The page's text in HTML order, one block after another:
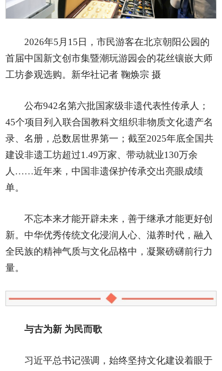
2026年5月15日，市民游客在北京朝阳公园的
首届中国新文创市集暨潮玩游园会的花丝镶嵌大师
工坊参观选购。新华社记者 鞠焕宗 摄
公布942名第六批国家级非遗代表性传承人；
45个项目列入联合国教科文组织非物质文化遗产名
录、名册，总数居世界第一；截至2025年底全国共
建设非遗工坊超过1.49万家、带动就业130万余
人……近年来，中国非遗保护传承交出亮眼成绩
单。
不忘本来才能开辟未来，善于继承才能更好创
新。中华优秀传统文化浸润人心、滋养时代，融入
全民族的精神气质与文化品格中，凝聚磅礴前行力
量。
与古为新 为民而歌
习近平总书记强调，始终坚持文化建设着眼于